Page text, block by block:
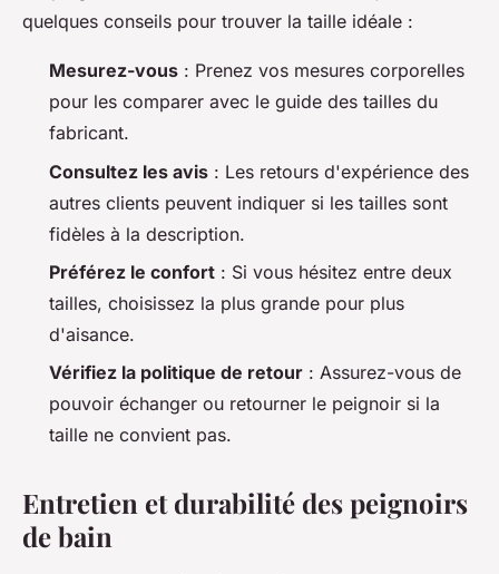
quelques conseils pour trouver la taille idéale :
Mesurez-vous : Prenez vos mesures corporelles
pour les comparer avec le guide des tailles du
fabricant.
Consultez les avis : Les retours d'expérience des
autres clients peuvent indiquer si les tailles sont
fidèles à la description.
Préférez le confort : Si vous hésitez entre deux
tailles, choisissez la plus grande pour plus
d'aisance.
Vérifiez la politique de retour : Assurez-vous de
pouvoir échanger ou retourner le peignoir si la
taille ne convient pas.
Entretien et durabilité des peignoirs
de bain